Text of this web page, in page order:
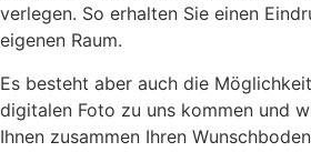
verlegen. So erhalten Sie einen
eigenen Raum.
Es besteht aber auch die
digitalen Foto zu uns kommen und
Ihnen zusammen Ihren